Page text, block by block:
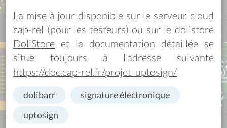
La mise à jour disponible sur le serveur cloud
cap-rel (pour les testeurs) ou sur le dolistore
DoliStore et la documentation détaillée se
situe toujours à l'adresse suivante
https://doc.cap-rel.fr/projet_uptosign/
dolibarr
signature électronique
uptosign